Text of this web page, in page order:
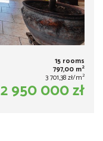
15 rooms
797,00 m2
3 701,38 zł/m2
2 950 000 zł